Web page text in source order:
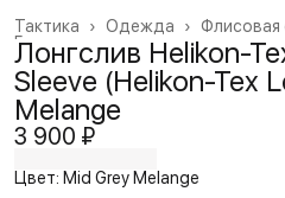
Флисовая
Одежда ›
Тактика
›
Главная
Лонгслив Helikon-
Sleeve (Helikon-Tex
Melange
3 900 ₽
Цвет: Mid Grey Melange